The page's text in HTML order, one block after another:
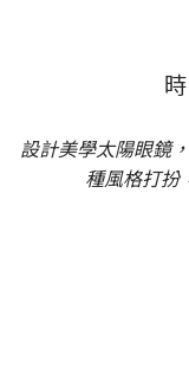
設計美學太陽眼鏡
種風格打扮